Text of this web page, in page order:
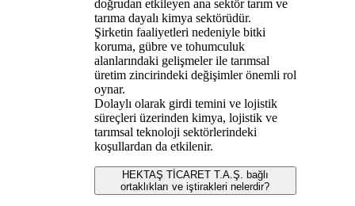
doğrudan etkileyen ana sektör tarım ve
tarıma dayalı kimya sektörüdür.
Şirketin faaliyetleri nedeniyle bitki
koruma, gübre ve tohumculuk
alanlarındaki gelişmeler ile tarımsal
üretim zincirindeki değişimler önemli rol
oynar.
Dolaylı olarak girdi temini ve lojistik
süreçleri üzerinden kimya, lojistik ve
tarımsal teknoloji sektörlerindeki
koşullardan da etkilenir.
HEKTAŞ TİCARET T.A.Ş. bağlı
ortaklıkları ve iştirakleri nelerdir?